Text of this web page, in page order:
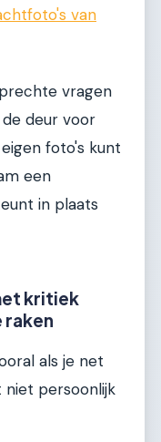
van
vragen
deur voor
foto's kunt
een
in plaats
kritiek
als je net
niet persoonlijk